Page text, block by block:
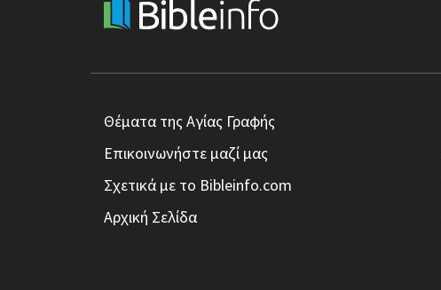
Θέματα της Αγίας Γραφής
Επικοινωνήστε μαζί μας
Σχετικά με το Bibleinfo.com
Αρχική Σελίδα